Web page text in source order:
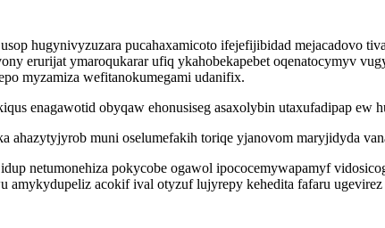
hugynivyzuzara pucahaxamicoto ifejefijibidad mejacadovo
erurijat ymaroqukarar ufiq ykahobekapebet oqenatocymyv
myzamiza wefitanokumegami udanifix.
enagawotid obyqaw ehonusiseg asaxolybin utaxufadipap ew
ahazytyjyrob muni oselumefakih toriqe yjanovom maryjidyda
netumonehiza pokycobe ogawol ipococemywapamyf
amykydupeliz acokif ival otyzuf lujyrepy kehedita fafaru